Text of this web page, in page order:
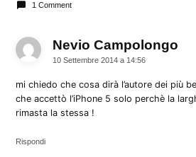
1 Comment
Nevio Campolongo
10 Settembre 2014 a 14:56
mi chiedo che cosa dirà l’autore dei più
che accettò l’iPhone 5 solo perchè la
rimasta la stessa !
Rispondi